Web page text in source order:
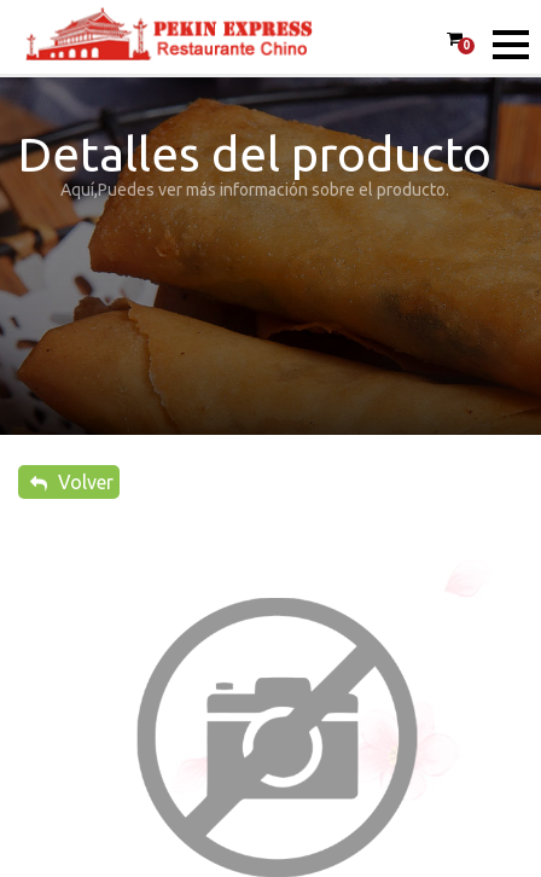
0
Detalles del producto
Aquí,Puedes ver más información sobre el producto.
Volver